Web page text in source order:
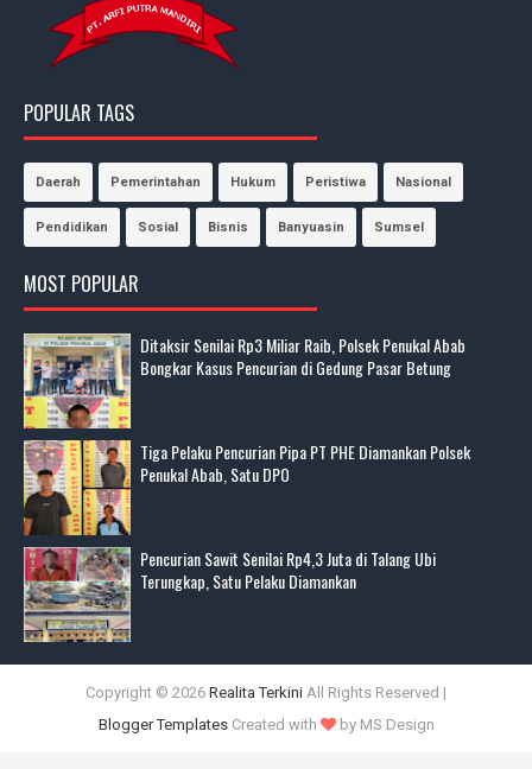
POPULAR TAGS
Daerah Pemerintahan Hukum Peristiwa Nasional
Pendidikan Sosial Bisnis Banyuasin Sumsel
MOST POPULAR
Ditaksir Senilai Rp3 Miliar Raib, Polsek Penukal Abab
Bongkar Kasus Pencurian di Gedung Pasar Betung
Tiga Pelaku Pencurian Pipa PT PHE Diamankan Polsek
Penukal Abab, Satu DPO
Pencurian Sawit Senilai Rp4,3 Juta di Talang Ubi
Terungkap, Satu Pelaku Diamankan
Copyright © 2026 Realita Terkini All Rights Reserved |
Blogger TemplatesCreated with by MS Design